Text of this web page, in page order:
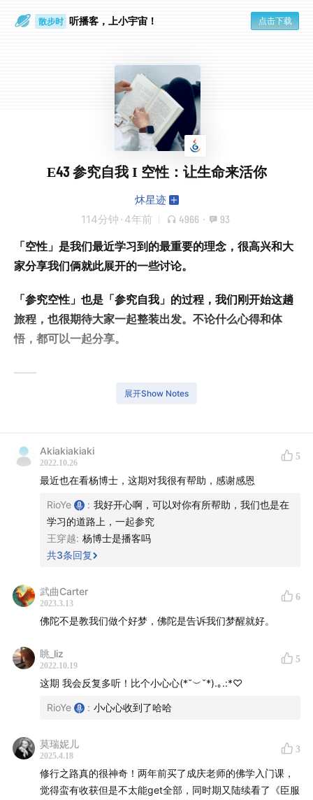
散步时 听播客，上小宇宙！ 点击下载
E43 参究自我 I 空性：让生命来活你
炑星迹
114分钟 · 4年前 4966 · 93
「空性」是我们最近学习到的最重要的理念，很高兴和大
家分享我们俩就此展开的一些讨论。
「参究空性」也是「参究自我」的过程，我们刚开始这趟
旅程，也很期待大家一起整装出发。不论什么心得和体
悟，都可以一起分享。
——
Rio 的缘起
03:35击中 Rio 的一句话：「如果学生灵性修行的努力
程度能有进修自我的一半，那么他们在短时间内就成佛
了。」
06:11Cen 的缘起
06:19冥想时候看见的佛经
07:05 读了停不下来的圣严法师的自传
08:08 杨定一 教授对于「经」的理解：这些字句本身就
是活的
科学和神学的和解
10:54反而是 Cen 开始放下灵性
11:44再次了解灵性，但不是有所求
12:02现代科学是在非常不友好的环境下诞生的
展开Show Notes
Akiakiakiaki
2022.10.26
5
最近也在看杨博士，这期对我很有帮助，感谢感恩
RioYe : 我好开心啊，可以对你有所帮助，我们也是在
学习的道路上，一起参究
王穿越: 杨博士是播客吗
共3条回复
武曲Carter
2023.3.13
6
佛陀不是教我们做个好梦，佛陀是告诉我们梦醒就好。
眺_liz
2022.10.19
5
这期 我会反复多听！比个小心心(*˘︶˘*).｡.:*♡
RioYe : 小心心收到了哈哈
莫瑞妮儿
2025.4.18
3
修行之路真的很神奇！两年前买了成庆老师的佛学入门课，
觉得蛮有收获但是不太能get全部，同时期又陆续看了《臣服